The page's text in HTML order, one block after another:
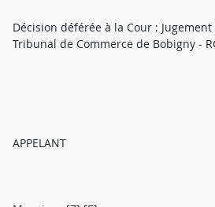
Décision déférée à la Cour :
Tribunal de Commerce de Bobigny -
APPELANT